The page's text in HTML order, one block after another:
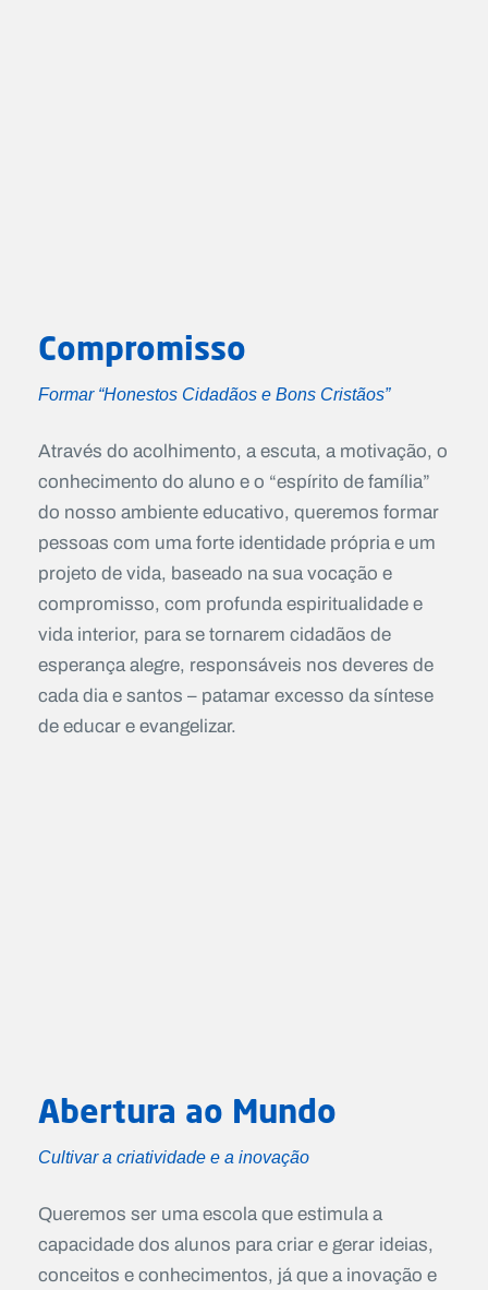
Compromisso
Formar “Honestos Cidadãos e Bons Cristãos”
Através do acolhimento, a escuta, a motivação, o
conhecimento do aluno e o “espírito de família”
do nosso ambiente educativo, queremos formar
pessoas com uma forte identidade própria e um
projeto de vida, baseado na sua vocação e
compromisso, com profunda espiritualidade e
vida interior, para se tornarem cidadãos de
esperança alegre, responsáveis nos deveres de
cada dia e santos – patamar excesso da síntese
de educar e evangelizar.
Abertura ao Mundo
Cultivar a criatividade e a inovação
Queremos ser uma escola que estimula a
capacidade dos alunos para criar e gerar ideias,
conceitos e conhecimentos, já que a inovação e